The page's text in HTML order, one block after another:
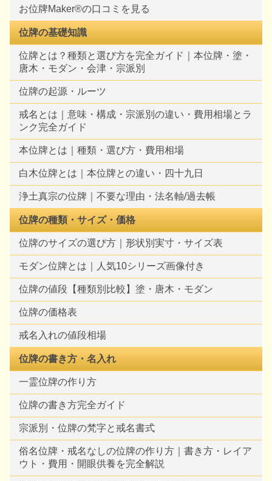
お位牌Maker®の口コミを見る
位牌の基礎知識
位牌とは？種類と選び方を完全ガイド｜本位牌・塗・
唐木・モダン・会津・宗派別
位牌の起源・ルーツ
戒名とは｜意味・構成・宗派別の違い・費用相場とラ
ンク完全ガイド
本位牌とは｜種類・選び方・費用相場
白木位牌とは｜本位牌との違い・四十九日
浄土真宗の位牌｜不要な理由・法名軸/過去帳
位牌の種類・サイズ・価格
位牌のサイズの選び方｜形状別実寸・サイズ表
モダン位牌とは｜人気10シリーズ画像付き
位牌の値段【種類別比較】塗・唐木・モダン
位牌の価格表
戒名入れの値段相場
位牌の書き方・名入れ
一霊位牌の作り方
位牌の書き方完全ガイド
宗派別・位牌の梵字と戒名書式
俗名位牌・戒名なしの位牌の作り方｜書き方・レイア
ウト・費用・開眼供養を完全解説